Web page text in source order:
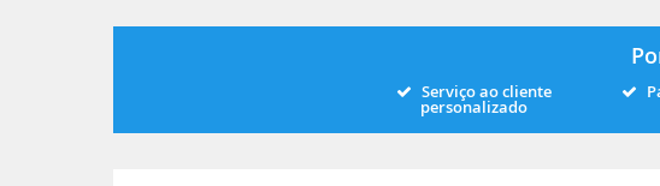
Serviço ao cliente
personalizado